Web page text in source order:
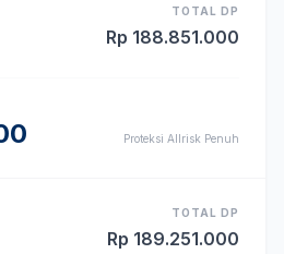
TOTAL DP
Rp 188.851.000
Proteksi Allrisk Penuh
TOTAL DP
Rp 189.251.000